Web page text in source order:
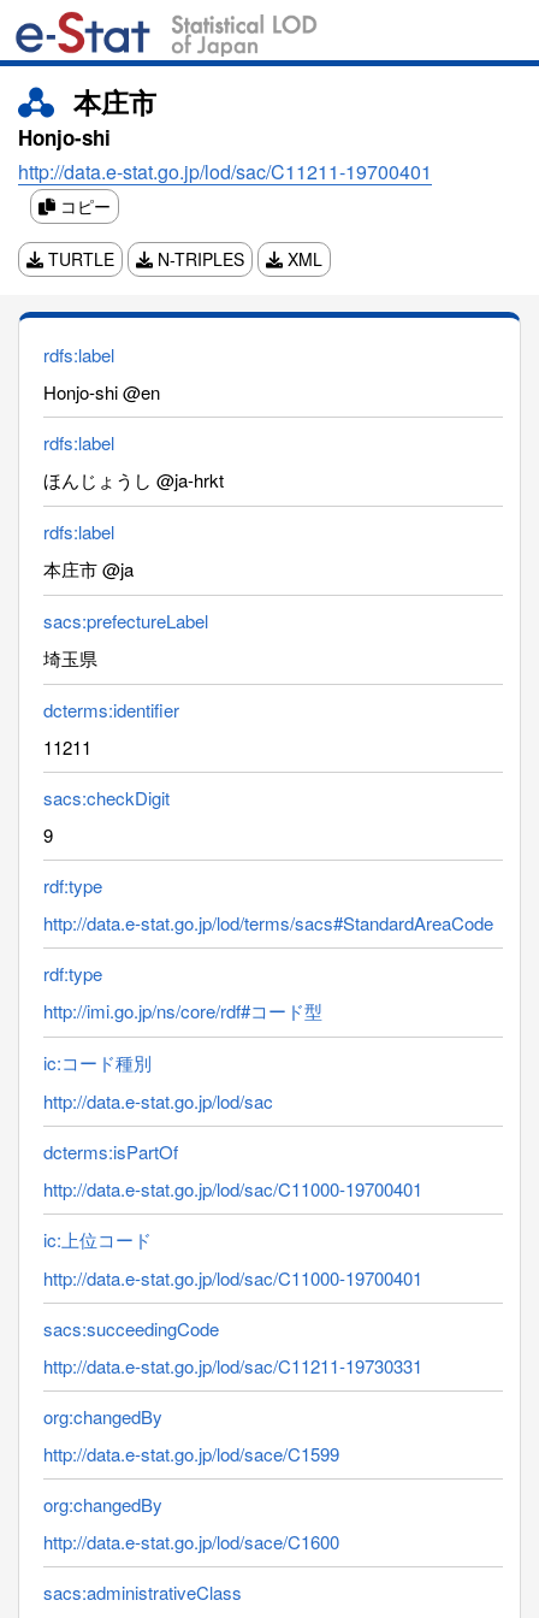
本庄市
Honjo-shi
http://data.e-stat.go.jp/lod/sac/C11211-19700401
コピー
TURTLE N-TRIPLES XML
rdfs:label
Honjo-shi @en
rdfs:label
ほんじょうし @ja-hrkt
rdfs:label
本庄市 @ja
sacs:prefectureLabel
埼玉県
dcterms:identifier
11211
sacs:checkDigit
9
rdf:type
http://data.e-stat.go.jp/lod/terms/sacs#StandardAreaCode
rdf:type
http://imi.go.jp/ns/core/rdf#コード型
ic:コード種別
http://data.e-stat.go.jp/lod/sac
dcterms:isPartOf
http://data.e-stat.go.jp/lod/sac/C11000-19700401
ic:上位コード
http://data.e-stat.go.jp/lod/sac/C11000-19700401
sacs:succeedingCode
http://data.e-stat.go.jp/lod/sac/C11211-19730331
org:changedBy
http://data.e-stat.go.jp/lod/sace/C1599
org:changedBy
http://data.e-stat.go.jp/lod/sace/C1600
sacs:administrativeClass